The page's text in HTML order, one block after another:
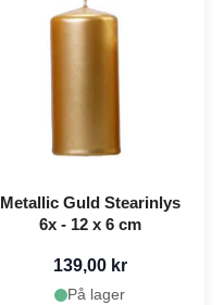
Metallic Guld Stearinlys
6x - 12 x 6 cm
139,00 kr
På lager